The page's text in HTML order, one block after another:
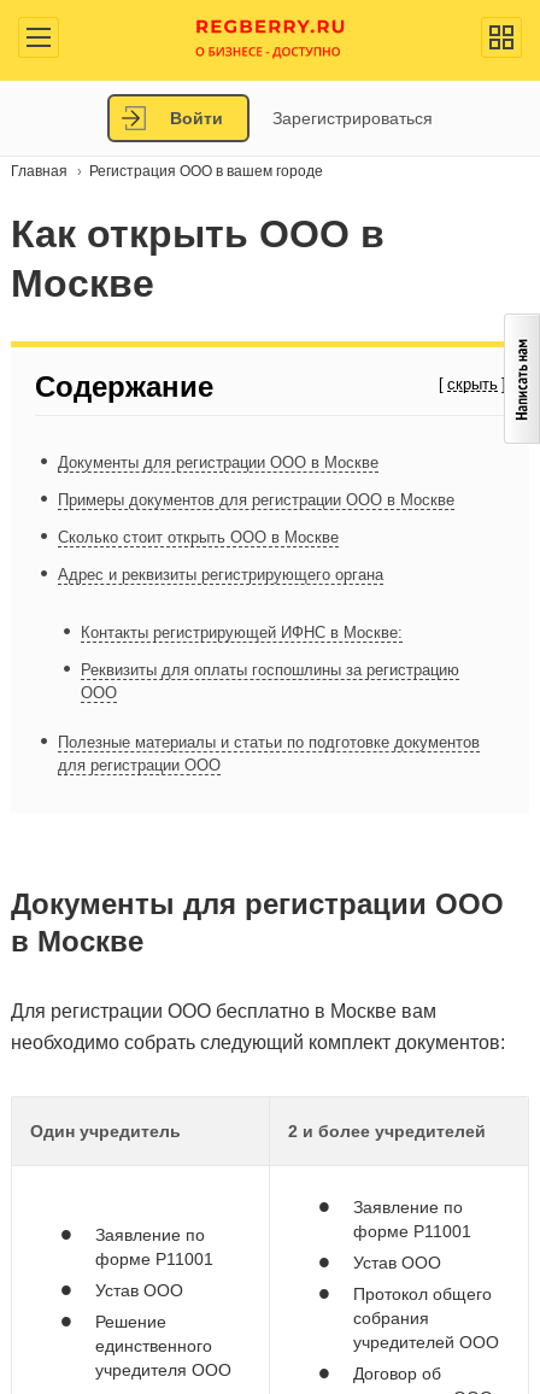
Войти Зарегистрироваться
Главная Регистрация ООО в вашем городе
Как открыть ООО в
Москве
Содержание
Документы для регистрации ООО в Москве
Примеры документов для регистрации ООО в Москве
Сколько стоит открыть ООО в Москве
Адрес и реквизиты регистрирующего органа
Контакты регистрирующей ИФНС в Москве:
Реквизиты для оплаты госпошлины за регистрацию
ООО
Полезные материалы и статьи по подготовке документов
для регистрации ООО
Документы для регистрации ООО
в Москве
Для регистрации ООО бесплатно в Москве вам
необходимо собрать следующий комплект документов:
Один учредитель 2 и более учредителей
Заявление по
форме Р11001
Устав ООО
Решение
единственного
учредителя ООО
Заявление по
форме Р11001
Устав ООО
Протокол общего
собрания
учредителей ООО
Договор об